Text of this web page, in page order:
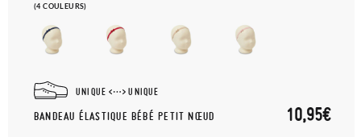
(4 COULEURS)
UNIQUE UNIQUE
BANDEAU ÉLASTIQUE BÉBÉ PETIT NŒUD 10,95€